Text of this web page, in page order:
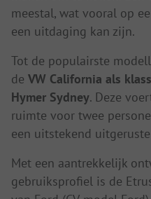
meestal, wat vooral op
een uitdaging kan zijn.
Tot de populairste
de VW California als
Hymer Sydney. Deze
ruimte voor twee
een uitstekend
Met een aantrekkelijk
gebruiksprofiel is de